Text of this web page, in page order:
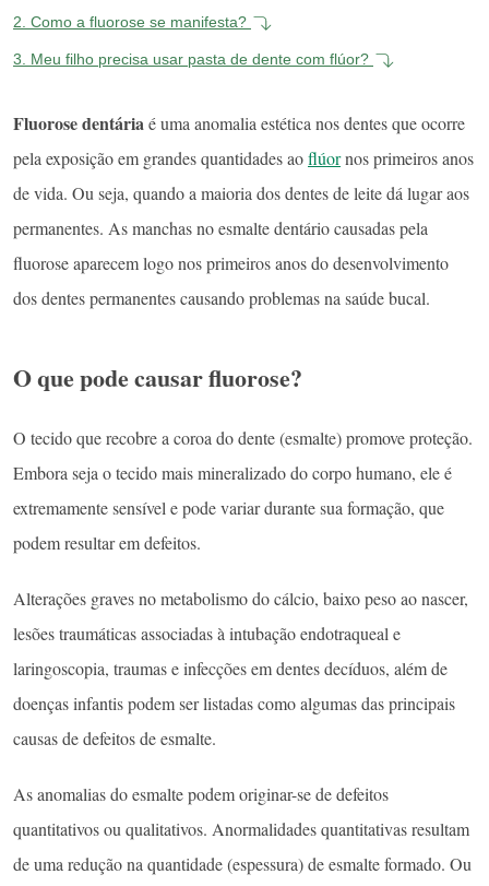
2. Como a fluorose se manifesta?
3. Meu filho precisa usar pasta de dente com flúor?
Fluorose dentáriaé uma anomalia estética nos dentes que ocorre
pela exposição em grandes quantidades aoflúornos primeiros anos
de vida. Ou seja, quando a maioria dos dentes de leite dá lugar aos
permanentes. As manchas no esmalte dentário causadas pela
fluorose aparecem logo nos primeiros anos do desenvolvimento
dos dentes permanentes causando problemas na saúde bucal.
O que pode causar fluorose?
O tecido que recobre a coroa do dente (esmalte) promove proteção.
Embora seja o tecido mais mineralizado do corpo humano, ele é
extremamente sensível e pode variar durante sua formação, que
podem resultar em defeitos.
Alterações graves no metabolismo do cálcio, baixo peso ao nascer,
lesões traumáticas associadas à intubação endotraqueal e
laringoscopia, traumas e infecções em dentes decíduos, além de
doenças infantis podem ser listadas como algumas das principais
causas de defeitos de esmalte.
As anomalias do esmalte podem originar-se de defeitos
quantitativos ou qualitativos. Anormalidades quantitativas resultam
de uma redução na quantidade (espessura) de esmalte formado. Ou